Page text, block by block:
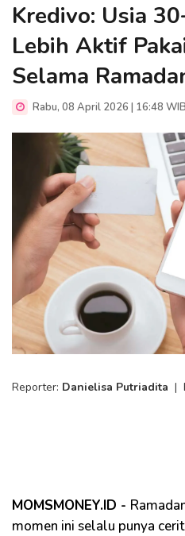
Kredivo: Usia
Lebih Aktif
Selama
Rabu, 08 April 2026 | 16:48 WIB
Reporter: Danielisa Putriadita |
MOMSMONEY.ID -
momen ini selalu punya